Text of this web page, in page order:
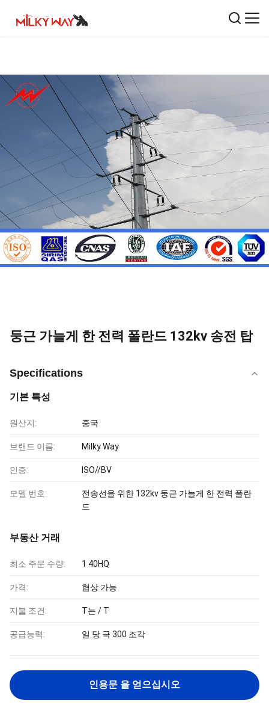
둥근 가늘게 한 전력 폴란드 132kv 송전 탑
Specifications
기본 특성
원산지: 중국
브랜드 이름: Milky Way
인증: ISO//BV
모델 번호:
전송선을 위한 132kv 둥근 가늘게 한 전력 폴란
드
부동산 거래
최소 주문 수량: 1 40HQ
가격: 협상 가능
지불 조건: T는 / T
공급능력: 일 당 극 300 조각
인용문 을 얻으십시오